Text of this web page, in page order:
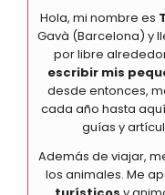
Hola, mi nombre es
Gavà (Barcelona) y
por libre
escribir mis
desde entonces,
cada año hasta
guías y
Además de viajar,
los animales. Me